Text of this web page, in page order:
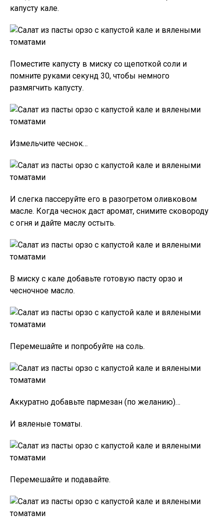
капусту кале.
Поместите капусту в миску со щепоткой соли и
помните руками секунд 30, чтобы немного
размягчить капусту.
Измельчите чеснок…
И слегка пассеруйте его в разогретом оливковом
масле. Когда чеснок даст аромат, снимите сковороду
с огня и дайте маслу остыть.
В миску с кале добавьте готовую пасту орзо и
чесночное масло.
Перемешайте и попробуйте на соль.
Аккуратно добавьте пармезан (по желанию)…
И вяленые томаты.
Перемешайте и подавайте.